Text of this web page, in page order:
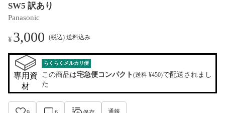
SW5 訳あり
Panasonic
¥3,000 (税込) 送料込み
専用資
材
らくらくメルカリ便
この商品は宅急便コンパクト(送料 ¥450)で配送されまし
た
通報